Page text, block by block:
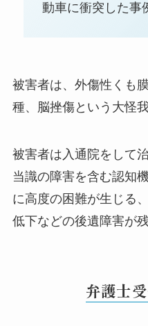
動車に衝突した事
被害者は、外傷性くも
種、脳挫傷という大怪
被害者は入通院をして
当識の障害を含む認知
に高度の困難が生じる
低下などの後遺障害が
弁護士